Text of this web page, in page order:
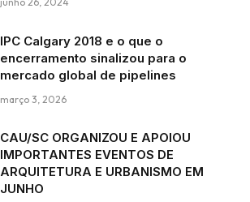
IPC Calgary 2018 e o que o
encerramento sinalizou para o
mercado global de pipelines
março 3, 2026
CAU/SC ORGANIZOU E APOIOU
IMPORTANTES EVENTOS DE
ARQUITETURA E URBANISMO EM
JUNHO